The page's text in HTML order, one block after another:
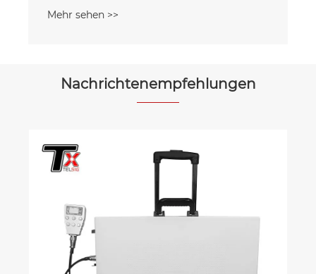
Mehr sehen >>
Nachrichtenempfehlungen